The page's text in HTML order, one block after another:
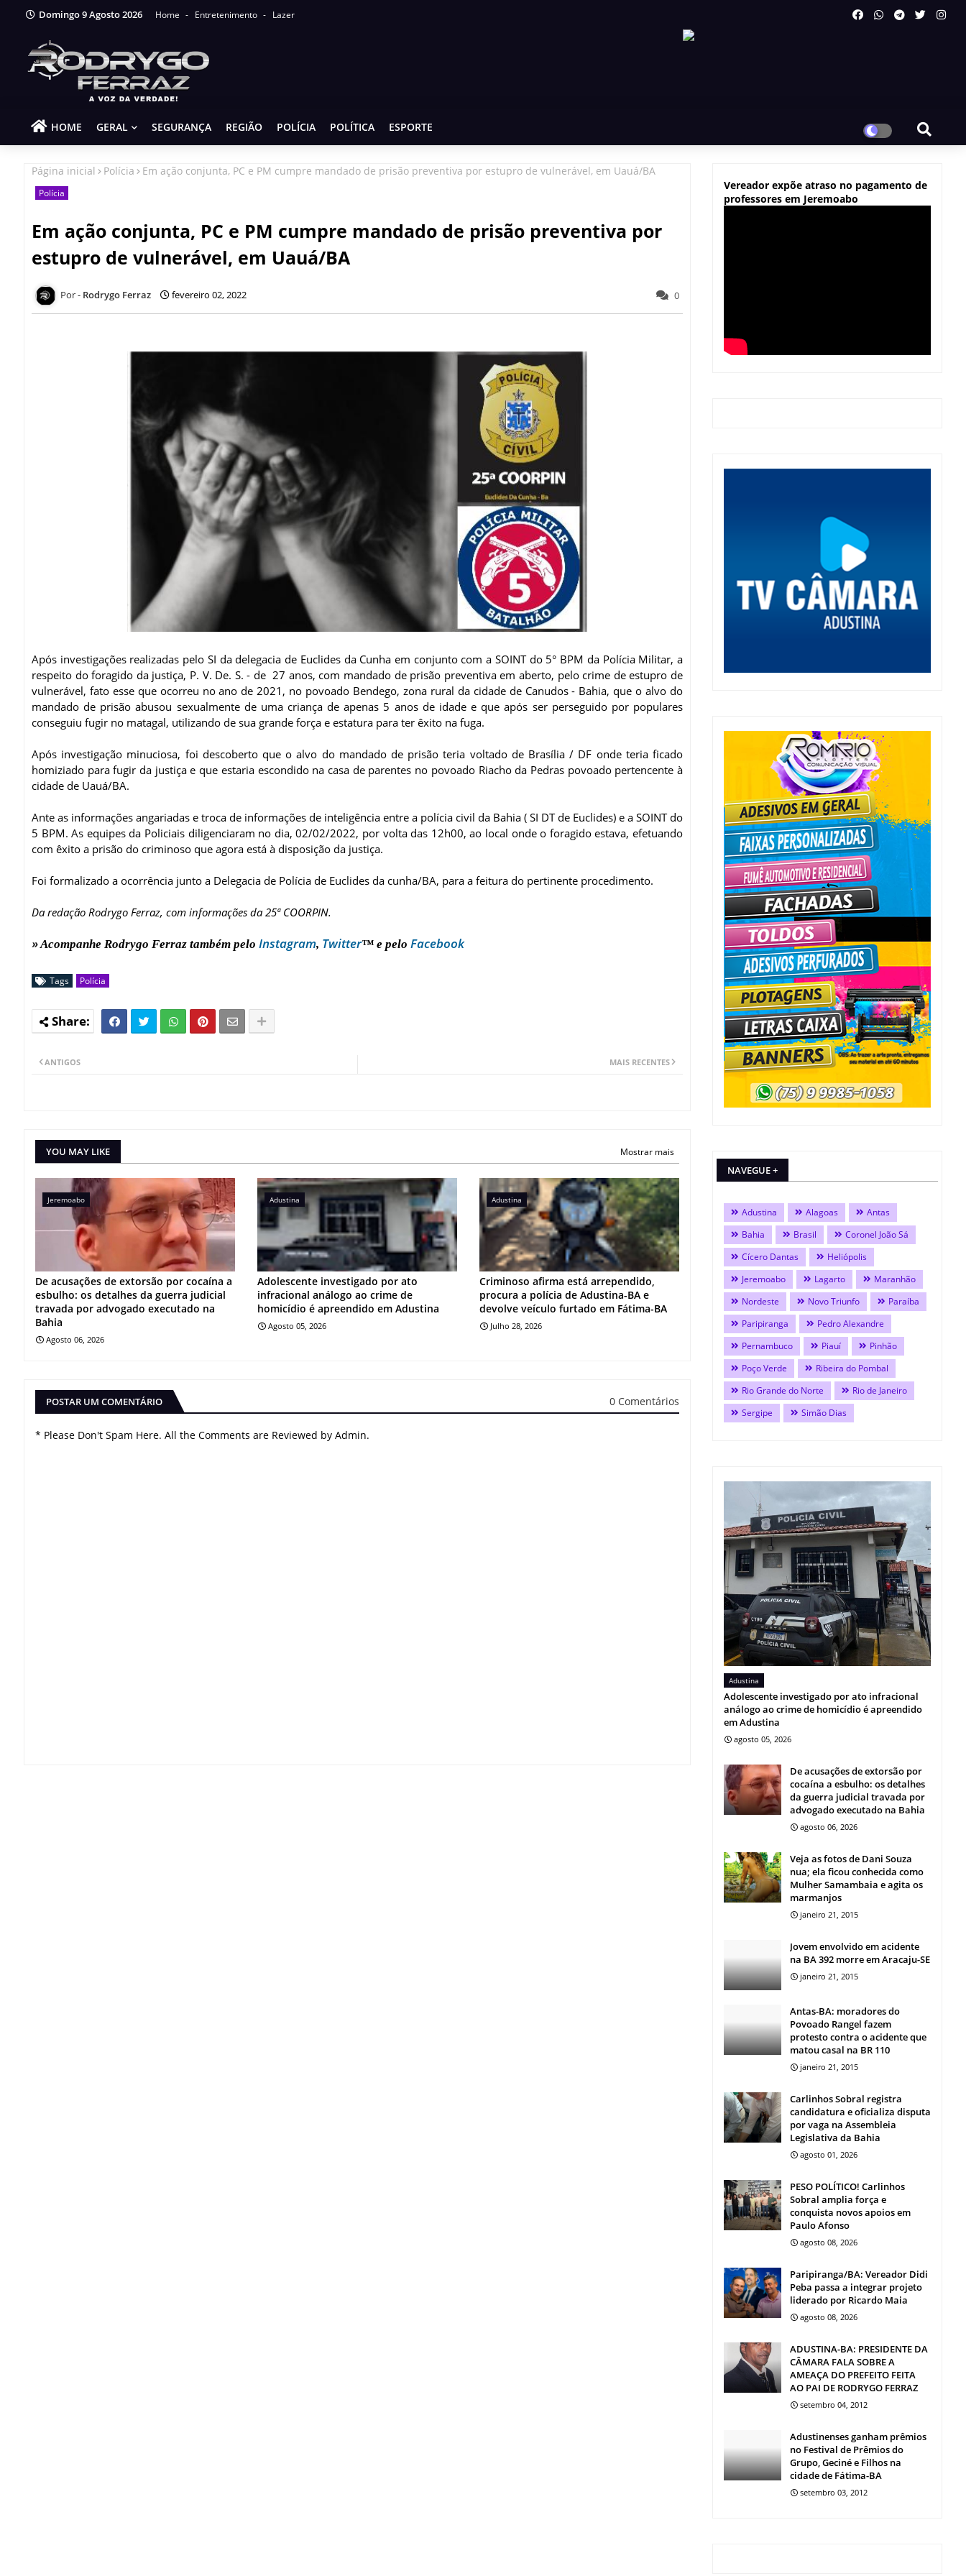
Domingo 9 Agosto 2026 Home Entretenimento Lazer
HOME GERAL SEGURANÇA REGIÃO POLÍCIA POLÍTICA ESPORTE
Página inicial Polícia Em ação conjunta, PC e PM cumpre mandado de prisão preventiva por estupro de vulnerável, em Uauá/BA
Polícia
Em ação conjunta, PC e PM cumpre mandado de prisão preventiva por
estupro de vulnerável, em Uauá/BA
Rodrygo Ferraz fevereiro 02, 2022 0
Após investigações realizadas pelo SI da delegacia de Euclides da Cunha em conjunto com a SOINT do 5° BPM da Polícia Militar, a
respeito do foragido da justiça, P. V. De. S. - de 27 anos, com mandado de prisão preventiva em aberto, pelo crime de estupro de
vulnerável, fato esse que ocorreu no ano de 2021, no povoado Bendego, zona rural da cidade de Canudos - Bahia, que o alvo do
mandado de prisão abusou sexualmente de uma criança de apenas 5 anos de idade e que após ser perseguido por populares
conseguiu fugir no matagal, utilizando de sua grande força e estatura para ter êxito na fuga.
Após investigação minuciosa, foi descoberto que o alvo do mandado de prisão teria voltado de Brasília / DF onde teria ficado
homiziado para fugir da justiça e que estaria escondido na casa de parentes no povoado Riacho da Pedras povoado pertencente à
cidade de Uauá/BA.
Ante as informações angariadas e troca de informações de inteligência entre a polícia civil da Bahia ( SI DT de Euclides) e a SOINT do
5 BPM. As equipes da Policiais diligenciaram no dia, 02/02/2022, por volta das 12h00, ao local onde o foragido estava, efetuando
com êxito a prisão do criminoso que agora está à disposição da justiça.
Foi formalizado a ocorrência junto a Delegacia de Polícia de Euclides da cunha/BA, para a feitura do pertinente procedimento.
Da redação Rodrygo Ferraz, com informações da 25ª COORPIN.
»Acompanhe Rodrygo Ferraz também pelo Instagram, Twitter™ e pelo Facebook
Tags Polícia
MAIS RECENTES
ANTIGOS
YOU MAY LIKE Mostrar mais
Jeremoabo
De acusações de extorsão por cocaína a
esbulho: os detalhes da guerra judicial
travada por advogado executado na
Bahia
Agosto 06, 2026
Adustina
Adolescente investigado por ato
infracional análogo ao crime de
homicídio é apreendido em Adustina
Agosto 05, 2026
Adustina
Criminoso afirma está arrependido,
procura a polícia de Adustina-BA e
devolve veículo furtado em Fátima-BA
Julho 28, 2026
POSTAR UM COMENTÁRIO 0 Comentários
* Please Don't Spam Here. All the Comments are Reviewed by Admin.
Vereador expõe atraso no pagamento de
professores em Jeremoabo
NAVEGUE +
Adustina Alagoas
Antas
Bahia
Brasil
Coronel João Sá
Cícero Dantas
Heliópolis
Jeremoabo
Lagarto
Maranhão
Nordeste
Novo Triunfo
Paraíba
Paripiranga
Pedro Alexandre
Pernambuco
Piauí
Pinhão
Poço Verde
Ribeira do Pombal
Rio Grande do Norte
Rio de Janeiro
Sergipe
Simão Dias
Adustina
Adolescente investigado por ato infracional
análogo ao crime de homicídio é apreendido
em Adustina
agosto 05, 2026
De acusações de extorsão por
cocaína a esbulho: os detalhes
da guerra judicial travada por
advogado executado na Bahia
agosto 06, 2026
Veja as fotos de Dani Souza
nua; ela ficou conhecida como
Mulher Samambaia e agita os
marmanjos
janeiro 21, 2015
Jovem envolvido em acidente
na BA 392 morre em Aracaju-SE
janeiro 21, 2015
Antas-BA: moradores do
Povoado Rangel fazem
protesto contra o acidente que
matou casal na BR 110
janeiro 21, 2015
Carlinhos Sobral registra
candidatura e oficializa disputa
por vaga na Assembleia
Legislativa da Bahia
agosto 01, 2026
PESO POLÍTICO! Carlinhos
Sobral amplia força e
conquista novos apoios em
Paulo Afonso
agosto 08, 2026
Paripiranga/BA: Vereador Didi
Peba passa a integrar projeto
liderado por Ricardo Maia
agosto 08, 2026
ADUSTINA-BA: PRESIDENTE DA
CÂMARA FALA SOBRE A
AMEAÇA DO PREFEITO FEITA
AO PAI DE RODRYGO FERRAZ
setembro 04, 2012
Adustinenses ganham prêmios
no Festival de Prêmios do
Grupo, Geciné e Filhos na
cidade de Fátima-BA
setembro 03, 2012